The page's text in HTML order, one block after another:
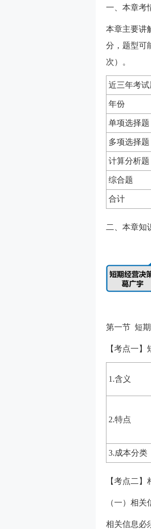
一、本章考
本章主要讲
分，题型可
次）。
近三年考
年份
单项选择题
多项选择题
计算分析题
综合题
合计
二、本章知
第一节 短
【考点一
1.含义
2.特点
3.成本分类
【考点二
（一）相
相关信息必